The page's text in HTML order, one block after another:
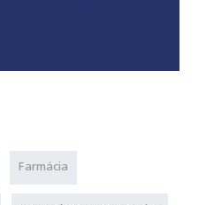
Farmácia